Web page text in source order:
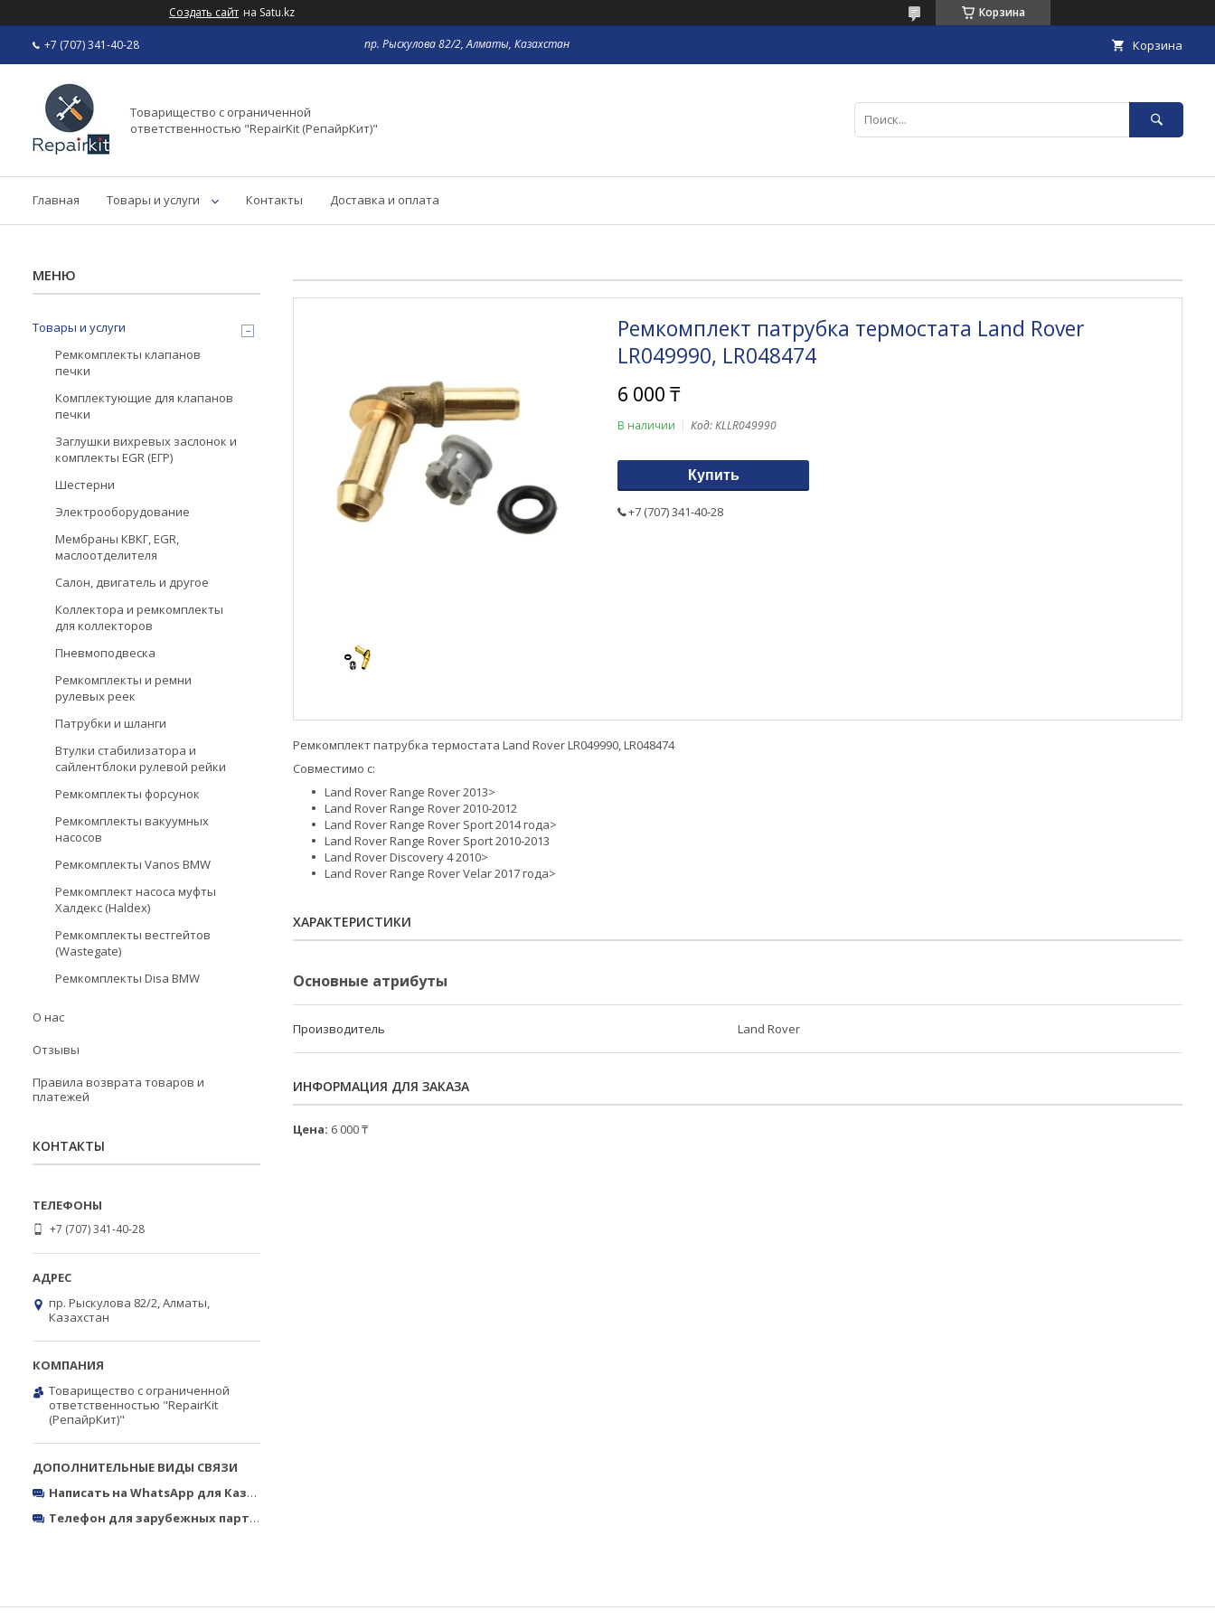
Создать сайт на Satu.kz Корзина
+7 (707) 341-40-28 пр. Рыскулова 82/2, Алматы, Казахстан Корзина
Товарищество с ограниченной
ответственностью "RepairKit (РепайрКит)"
Главная Товары и услуги Контакты Доставка и оплата
Ремкомплект патрубка термостата Land Rover
LR049990, LR048474
6 000 ₸
В наличии Код:KLLR049990
Купить
+7 (707) 341-40-28
Ремкомплект патрубка термостата Land Rover LR049990, LR048474
Совместимо с:
Land Rover Range Rover 2013>
Land Rover Range Rover 2010-2012
Land Rover Range Rover Sport 2014 года>
Land Rover Range Rover Sport 2010-2013
Land Rover Discovery 4 2010>
Land Rover Range Rover Velar 2017 года>
ХАРАКТЕРИСТИКИ
Основные атрибуты
Производитель Land Rover
ИНФОРМАЦИЯ ДЛЯ ЗАКАЗА
Цена: 6 000 ₸
Товары и услуги
Ремкомплекты клапанов
печки
Комплектующие для клапанов
печки
Заглушки вихревых заслонок и
комплекты EGR (ЕГР)
Шестерни
Электрооборудование
Мембраны КВКГ, EGR,
маслоотделителя
Салон, двигатель и другое
Коллектора и ремкомплекты
для коллекторов
Пневмоподвеска
Ремкомплекты и ремни
рулевых реек
Патрубки и шланги
Втулки стабилизатора и
сайлентблоки рулевой рейки
Ремкомплекты форсунок
Ремкомплекты вакуумных
насосов
Ремкомплекты Vanos BMW
Ремкомплект насоса муфты
Халдекс (Haldex)
Ремкомплекты вестгейтов
(Wastegate)
Ремкомплекты Disa BMW
О нас
Отзывы
Правила возврата товаров и
платежей
КОНТАКТЫ
+7 (707) 341-40-28
пр. Рыскулова 82/2, Алматы,
Казахстан
Товарищество с ограниченной
ответственностью "RepairKit
(РепайрКит)"
Написать на WhatsApp для Казахстана
Телефон для зарубежных партнёров